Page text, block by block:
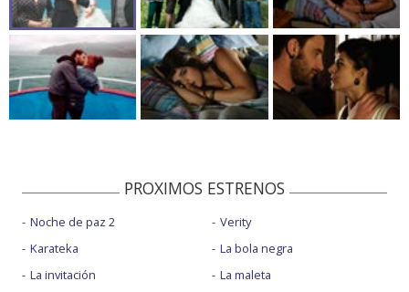
PROXIMOS ESTRENOS
Noche de paz 2
Karateka
La invitación
Verity
La bola negra
La maleta